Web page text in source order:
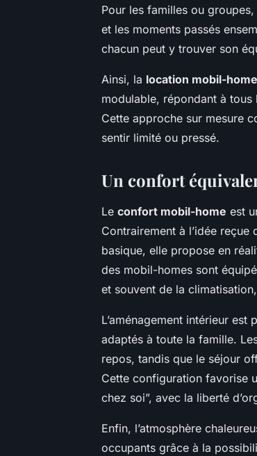
Pour les familles ou
et les moments passés
chacun peut y trouver son
Ainsi, la location mobil-
modulable, répondant à
Cette approche sur mesure
sentir limité ou pressé.
Un confort
Le confort mobil-home est
Contrairement à l’idée
basique, elle propose en
des mobil-homes sont
et souvent de la
L’aménagement intérieur
adaptés à toute la famille.
repos, tandis que le séjour
Cette configuration favorise
chez soi”, avec la liberté
Enfin, l’atmosphère
occupants grâce à la